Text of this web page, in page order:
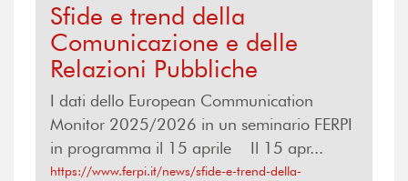
Sfide e trend della
Comunicazione e delle
Relazioni Pubbliche
I dati dello European Communication
Monitor 2025/2026 in un seminario FERPI
in programma il 15 aprile Il 15 apr...
https://www.ferpi.it/news/sfide-e-trend-della-